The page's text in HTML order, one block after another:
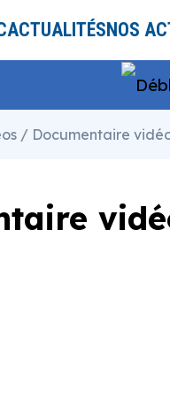
ACTUALITÉSNOS
/ Documentaire